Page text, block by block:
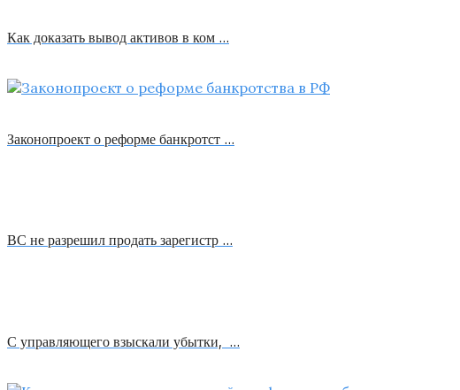
Как доказать вывод активов в ком …
Законопроект о реформе банкротст …
ВС не разрешил продать зарегистр …
С управляющего взыскали убытки, …